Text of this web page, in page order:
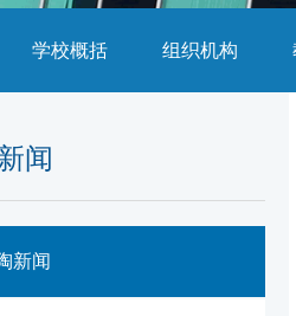
学校概括 组织机构
闻
新闻